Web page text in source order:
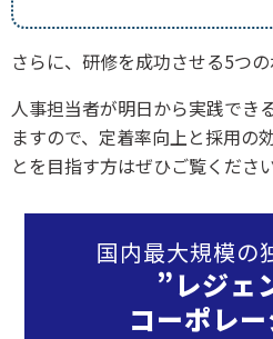
さらに、研修を成功させる5つの
人事担当者が明日から実践でき
ますので、定着率向上と採用の
とを目指す方はぜひご覧ください
国内最大規模の
”レジェ
コーポレ